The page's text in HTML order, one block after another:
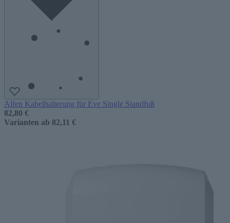
Alfen Kabelhalterung für Eve Single Standfuß
82,80 €
Varianten ab 82,11 €